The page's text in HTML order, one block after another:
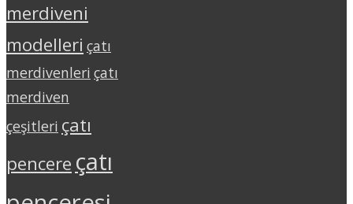
merdiveni
modelleri çatı
merdivenleri çatı
merdiven
çeşitleri çatı
pencere çatı